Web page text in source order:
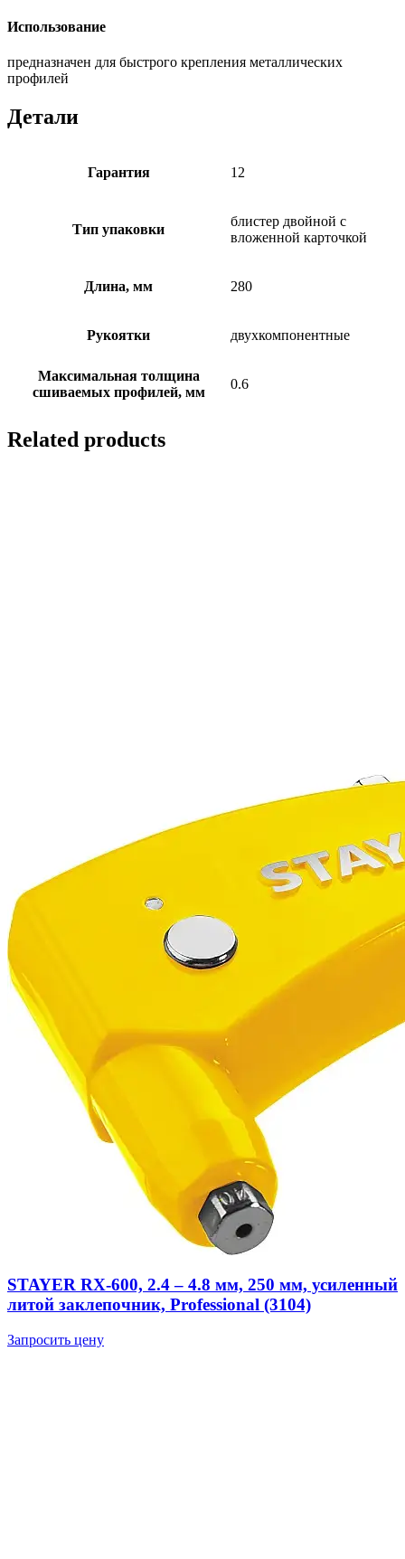
Использование
предназначен для быстрого крепления металлических
профилей
Детали
Гарантия 12
Тип упаковки
блистер двойной с
вложенной карточкой
Длина, мм 280
Рукоятки двухкомпонентные
Максимальная толщина
сшиваемых профилей, мм
0.6
Related products
STAYER RX-600, 2.4 – 4.8 мм, 250 мм, усиленный
литой заклепочник, Professional (3104)
Запросить цену